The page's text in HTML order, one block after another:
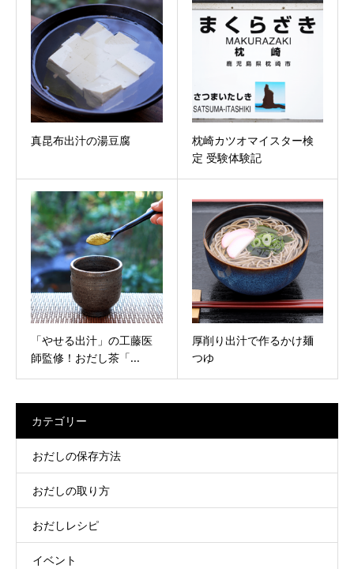
真昆布出汁の湯豆腐
枕崎カツオマイスター検
定 受験体験記
「やせる出汁」の工藤医
師監修！おだし茶「...
厚削り出汁で作るかけ麺
つゆ
カテゴリー
おだしの保存方法
おだしの取り方
おだしレシピ
イベント